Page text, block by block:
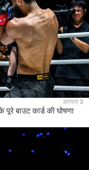
अगस्त 3
बाउट कार्ड की घोषणा